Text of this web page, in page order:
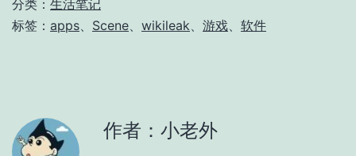
分类： 生活笔记
标签： apps Scene wikileak 游戏 软件
作者：小老外